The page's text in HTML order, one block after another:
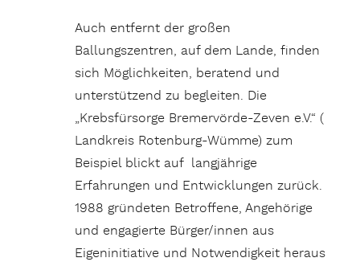
Auch entfernt der großen
Ballungszentren, auf dem Lande, finden
sich Möglichkeiten, beratend und
unterstützend zu begleiten. Die
„Krebsfürsorge Bremervörde-Zeven e.V.“ (
Landkreis Rotenburg-Wümme) zum
Beispiel blickt auf langjährige
Erfahrungen und Entwicklungen zurück.
1988 gründeten Betroffene, Angehörige
und engagierte Bürger/innen aus
Eigeninitiative und Notwendigkeit heraus